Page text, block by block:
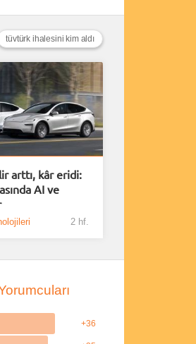
tüvtürk ihalesini kim aldı
arttı, kâr eridi:
AI ve
2 hf.
+36